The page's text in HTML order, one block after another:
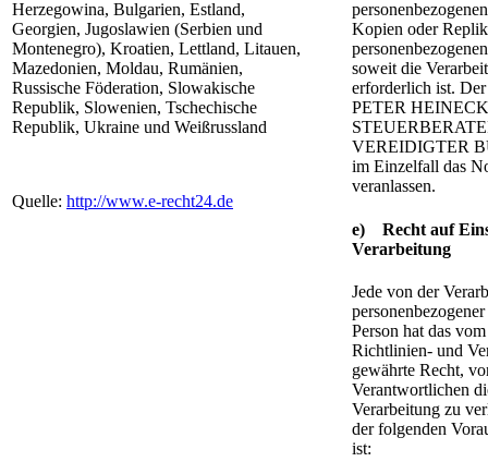
Herzegowina, Bulgarien, Estland,
Georgien, Jugoslawien (Serbien und
Montenegro), Kroatien, Lettland, Litauen,
Mazedonien, Moldau, Rumänien,
Russische Föderation, Slowakische
Republik, Slowenien, Tschechische
Republik, Ukraine und Weißrussland
Quelle: http://www.e-recht24.de
Kopien oder
soweit die
erforderlich ist.
PETER
VEREIDIGTER
im Einzelfall das
veranlassen.
e) Recht auf
Verarbeitung
Jede von der
Person hat das
Richtlinien- und
gewährte Recht,
Verantwortlichen
Verarbeitung zu
der folgenden
ist: